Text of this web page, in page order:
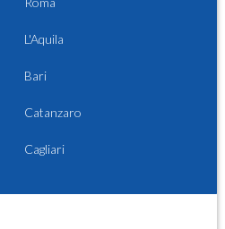
L'Aquila
Bari
Catanzaro
Cagliari